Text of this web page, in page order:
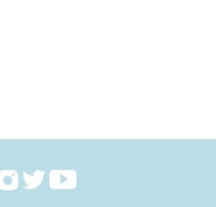
RejoignezRejoignezRejoignez